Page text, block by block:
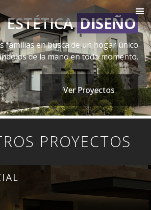
ESTÉTICADISEÑO
familias en busca de un hogar único
de la mano en todo momento.
Ver Proyectos
PROYECTOS